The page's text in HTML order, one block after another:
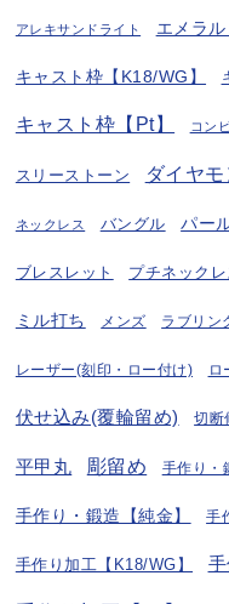
アレキサンドライト エメラル
キャスト枠【K18/WG】
キャスト枠【Pt】 コン
スリーストーン ダイヤモ
ネックレス バングル パー
ブレスレット プチネックレ
ミル打ち メンズ ラブリン
レーザー(刻印・ロー付け) ロ
伏せ込み(覆輪留め) 切断
平甲丸 彫留め 手作り・
手作り・鍛造【純金】 手
手作り加工【K18/WG】